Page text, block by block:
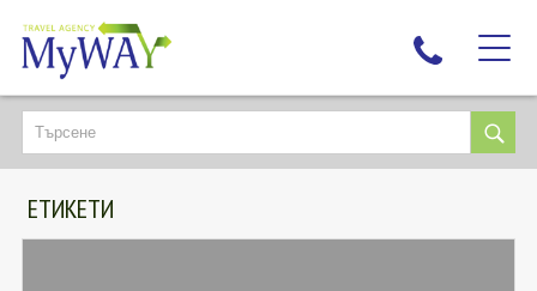
НАЙ-ТЪРСЕНИ
ДЕСТИНАЦИИ
ЕКЗОТИЧНИ ПОЧИВКИ
ЕТИКЕТИ